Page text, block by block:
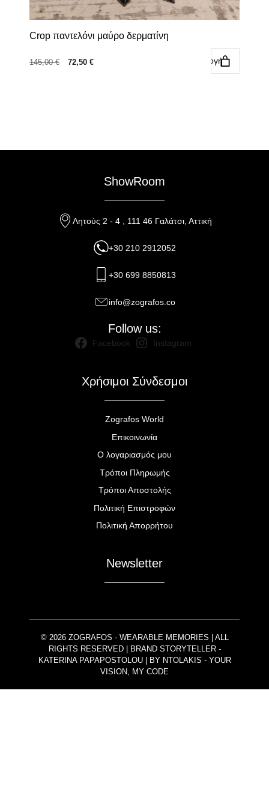
Crop παντελόνι μαύρο δερματίνη
145,00€
Original
72,50 €Η
Επιλογή
ShowRoom
Λητούς 2 - 4 , 111 46 Γαλάτσι, Αττική
+30 210 2912052
+30 699 8850813
info@zografos.co
Follow us:
Facebook Instagram
Χρήσιμοι Σύνδεσμοι
Zografos World
Επικοινωνία
Ο λογαριασμός μου
Τρόποι Πληρωμής
Τρόποι Αποστολής
Πολιτική Επιστροφών
Πολιτική Απορρήτου
Newsletter
© 2026 ZOGRAFOS - WEARABLE MEMORIES | ALL
RIGHTS RESERVED | BRAND STORYTELLER -
KATERINA PAPAPOSTOLOU | BY NTOLAKIS - YOUR
VISION, MY CODE